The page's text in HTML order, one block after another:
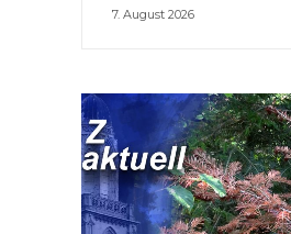
7. August 2026